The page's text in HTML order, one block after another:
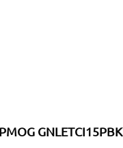
GNLETCI15PBK